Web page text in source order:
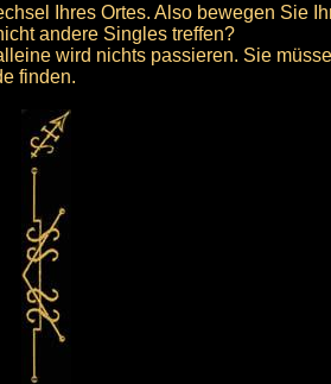
Ihres Ortes. Also bewegen Sie
andere Singles treffen?
wird nichts passieren. Sie
finden.